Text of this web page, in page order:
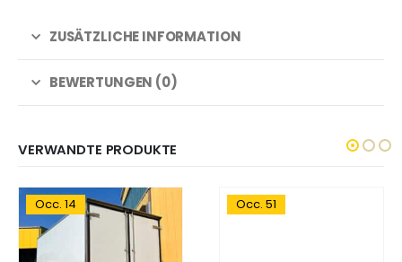
ZUSÄTZLICHE INFORMATION
BEWERTUNGEN (0)
VERWANDTE PRODUKTE
Occ. 14 Occ. 51